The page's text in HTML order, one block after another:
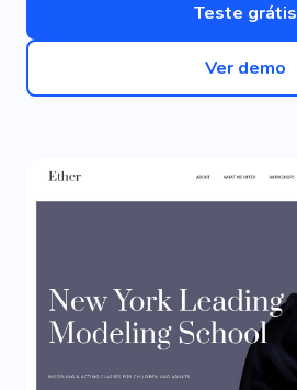
Teste grátis
Ver demo